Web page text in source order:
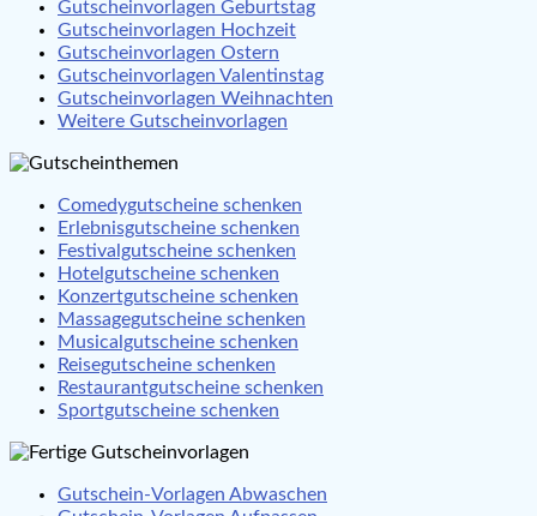
Gutscheinvorlagen Geburtstag
Gutscheinvorlagen Hochzeit
Gutscheinvorlagen Ostern
Gutscheinvorlagen Valentinstag
Gutscheinvorlagen Weihnachten
Weitere Gutscheinvorlagen
Comedygutscheine schenken
Erlebnisgutscheine schenken
Festivalgutscheine schenken
Hotelgutscheine schenken
Konzertgutscheine schenken
Massagegutscheine schenken
Musicalgutscheine schenken
Reisegutscheine schenken
Restaurantgutscheine schenken
Sportgutscheine schenken
Gutschein-Vorlagen Abwaschen